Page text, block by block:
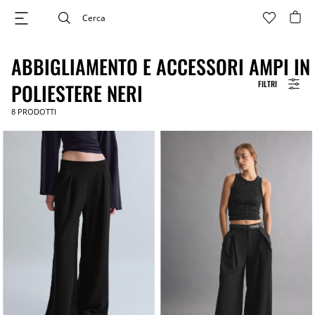
FILTRI
ABBIGLIAMENTO E ACCESSORI AMPI IN
POLIESTERE NERI
8 PRODOTTI